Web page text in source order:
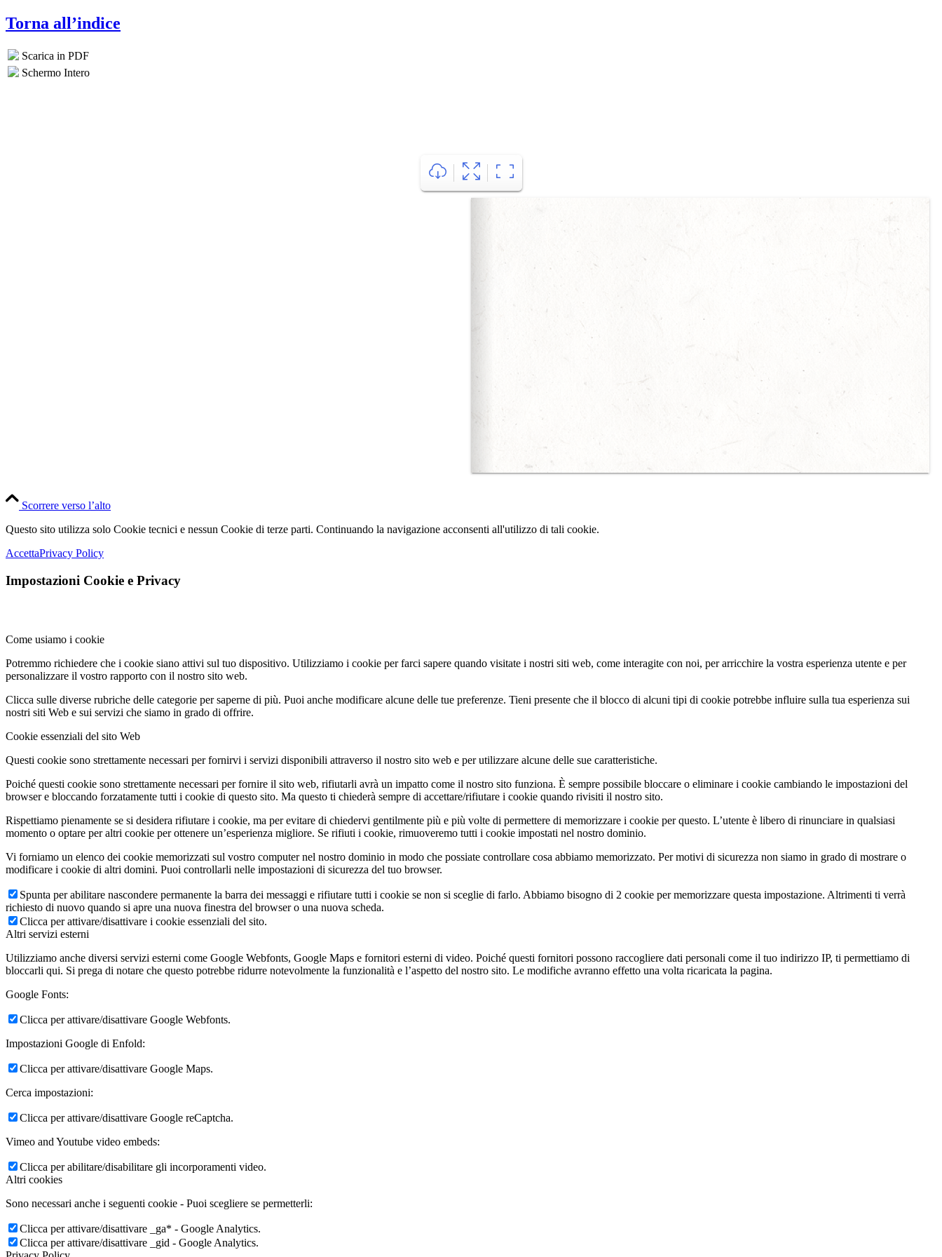
Torna all’indice
Scarica in PDF
Schermo Intero
Scorrere verso l’alto
Questo sito utilizza solo Cookie tecnici e nessun Cookie di terze parti. Continuando la navigazione acconsenti all'utilizzo di tali cookie.
AccettaPrivacy Policy
Impostazioni Cookie e Privacy
Come usiamo i cookie
Potremmo richiedere che i cookie siano attivi sul tuo dispositivo. Utilizziamo i cookie per farci sapere quando visitate i nostri siti web, come interagite con noi, per arricchire la vostra esperienza utente e per
personalizzare il vostro rapporto con il nostro sito web.
Clicca sulle diverse rubriche delle categorie per saperne di più. Puoi anche modificare alcune delle tue preferenze. Tieni presente che il blocco di alcuni tipi di cookie potrebbe influire sulla tua esperienza sui
nostri siti Web e sui servizi che siamo in grado di offrire.
Cookie essenziali del sito Web
Questi cookie sono strettamente necessari per fornirvi i servizi disponibili attraverso il nostro sito web e per utilizzare alcune delle sue caratteristiche.
Poiché questi cookie sono strettamente necessari per fornire il sito web, rifiutarli avrà un impatto come il nostro sito funziona. È sempre possibile bloccare o eliminare i cookie cambiando le impostazioni del
browser e bloccando forzatamente tutti i cookie di questo sito. Ma questo ti chiederà sempre di accettare/rifiutare i cookie quando rivisiti il nostro sito.
Rispettiamo pienamente se si desidera rifiutare i cookie, ma per evitare di chiedervi gentilmente più e più volte di permettere di memorizzare i cookie per questo. L’utente è libero di rinunciare in qualsiasi
momento o optare per altri cookie per ottenere un’esperienza migliore. Se rifiuti i cookie, rimuoveremo tutti i cookie impostati nel nostro dominio.
Vi forniamo un elenco dei cookie memorizzati sul vostro computer nel nostro dominio in modo che possiate controllare cosa abbiamo memorizzato. Per motivi di sicurezza non siamo in grado di mostrare o
modificare i cookie di altri domini. Puoi controllarli nelle impostazioni di sicurezza del tuo browser.
Spunta per abilitare nascondere permanente la barra dei messaggi e rifiutare tutti i cookie se non si sceglie di farlo. Abbiamo bisogno di 2 cookie per memorizzare questa impostazione. Altrimenti ti verrà
richiesto di nuovo quando si apre una nuova finestra del browser o una nuova scheda.
Clicca per attivare/disattivare i cookie essenziali del sito.
Altri servizi esterni
Utilizziamo anche diversi servizi esterni come Google Webfonts, Google Maps e fornitori esterni di video. Poiché questi fornitori possono raccogliere dati personali come il tuo indirizzo IP, ti permettiamo di
bloccarli qui. Si prega di notare che questo potrebbe ridurre notevolmente la funzionalità e l’aspetto del nostro sito. Le modifiche avranno effetto una volta ricaricata la pagina.
Google Fonts:
Clicca per attivare/disattivare Google Webfonts.
Impostazioni Google di Enfold:
Clicca per attivare/disattivare Google Maps.
Cerca impostazioni:
Clicca per attivare/disattivare Google reCaptcha.
Vimeo and Youtube video embeds:
Clicca per abilitare/disabilitare gli incorporamenti video.
Altri cookies
Sono necessari anche i seguenti cookie - Puoi scegliere se permetterli:
Clicca per attivare/disattivare _ga* - Google Analytics.
Clicca per attivare/disattivare _gid - Google Analytics.